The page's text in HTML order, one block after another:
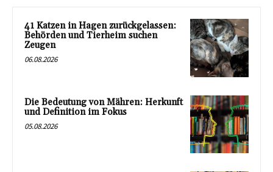
41 Katzen in Hagen zurückgelassen:
Behörden und Tierheim suchen
Zeugen
06.08.2026
Die Bedeutung von Mähren: Herkunft
und Definition im Fokus
05.08.2026